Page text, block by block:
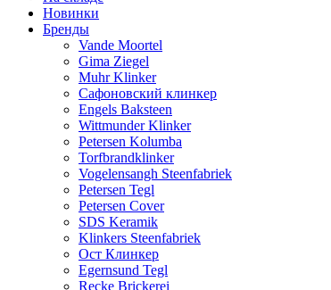
Новинки
Бренды
Vande Moortel
Gima Ziegel
Muhr Klinker
Сафоновский клинкер
Engels Baksteen
Wittmunder Klinker
Petersen Kolumba
Torfbrandklinker
Vogelensangh Steenfabriek
Petersen Tegl
Petersen Cover
SDS Keramik
Klinkers Steenfabriek
Ост Клинкер
Egernsund Tegl
Recke Brickerei